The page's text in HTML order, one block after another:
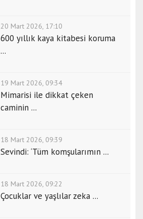
20 Mart 2026, 17:10
600 yıllık kaya kitabesi koruma
...
19 Mart 2026, 09:34
Mimarisi ile dikkat çeken
caminin ...
18 Mart 2026, 09:39
Sevindi: ‘Tüm komşularımın ...
18 Mart 2026, 09:22
Çocuklar ve yaşlılar zeka ...